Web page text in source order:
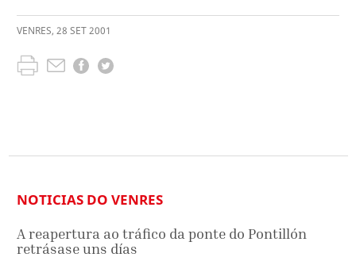
VENRES, 28 SET2001
NOTICIAS DO VENRES
A reapertura ao tráfico da ponte do Pontillón
retrásase uns días